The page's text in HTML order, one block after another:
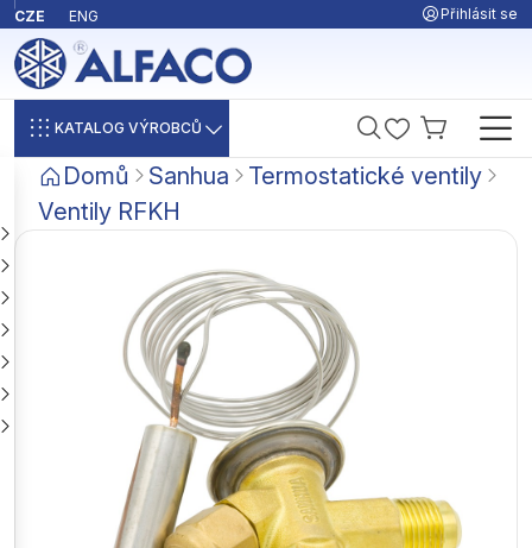
CZE ENG Přihlásit se
KATALOG VÝROBCŮ
Domů Sanhua
Termostatické ventily
Ventily RFKH